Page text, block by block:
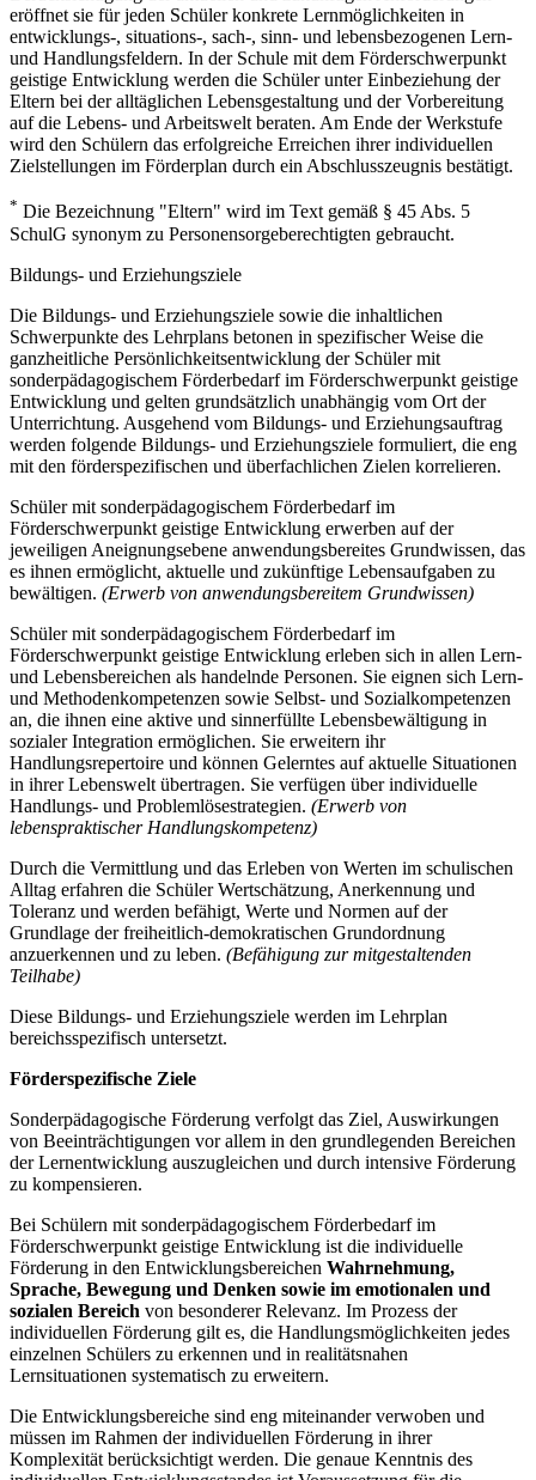
eröffnet sie für jeden Schüler konkrete Lernmöglichkeiten in
entwicklungs-, situations-, sach-, sinn- und lebensbezogenen Lern-
und Handlungsfeldern. In der Schule mit dem Förderschwerpunkt
geistige Entwicklung werden die Schüler unter Einbeziehung der
Eltern bei der alltäglichen Lebensgestaltung und der Vorbereitung
auf die Lebens- und Arbeitswelt beraten. Am Ende der Werkstufe
wird den Schülern das erfolgreiche Erreichen ihrer individuellen
Zielstellungen im Förderplan durch ein Abschlusszeugnis bestätigt.
* Die Bezeichnung "Eltern" wird im Text gemäß § 45 Abs. 5
SchulG synonym zu Personensorgeberechtigten gebraucht.
Bildungs- und Erziehungsziele
Die Bildungs- und Erziehungsziele sowie die inhaltlichen
Schwerpunkte des Lehrplans betonen in spezifischer Weise die
ganzheitliche Persönlichkeitsentwicklung der Schüler mit
sonderpädagogischem Förderbedarf im Förderschwerpunkt geistige
Entwicklung und gelten grundsätzlich unabhängig vom Ort der
Unterrichtung. Ausgehend vom Bildungs- und Erziehungsauftrag
werden folgende Bildungs- und Erziehungsziele formuliert, die eng
mit den förderspezifischen und überfachlichen Zielen korrelieren.
Schüler mit sonderpädagogischem Förderbedarf im
Förderschwerpunkt geistige Entwicklung erwerben auf der
jeweiligen Aneignungsebene anwendungsbereites Grundwissen, das
es ihnen ermöglicht, aktuelle und zukünftige Lebensaufgaben zu
bewältigen. (Erwerb von anwendungsbereitem Grundwissen)
Schüler mit sonderpädagogischem Förderbedarf im
Förderschwerpunkt geistige Entwicklung erleben sich in allen Lern-
und Lebensbereichen als handelnde Personen. Sie eignen sich Lern-
und Methodenkompetenzen sowie Selbst- und Sozialkompetenzen
an, die ihnen eine aktive und sinnerfüllte Lebensbewältigung in
sozialer Integration ermöglichen. Sie erweitern ihr
Handlungsrepertoire und können Gelerntes auf aktuelle Situationen
in ihrer Lebenswelt übertragen. Sie verfügen über individuelle
Handlungs- und Problemlösestrategien. (Erwerb von
lebenspraktischer Handlungskompetenz)
Durch die Vermittlung und das Erleben von Werten im schulischen
Alltag erfahren die Schüler Wertschätzung, Anerkennung und
Toleranz und werden befähigt, Werte und Normen auf der
Grundlage der freiheitlich-demokratischen Grundordnung
anzuerkennen und zu leben. (Befähigung zur mitgestaltenden
Teilhabe)
Diese Bildungs- und Erziehungsziele werden im Lehrplan
bereichsspezifisch untersetzt.
Förderspezifische Ziele
Sonderpädagogische Förderung verfolgt das Ziel, Auswirkungen
von Beeinträchtigungen vor allem in den grundlegenden Bereichen
der Lernentwicklung auszugleichen und durch intensive Förderung
zu kompensieren.
Bei Schülern mit sonderpädagogischem Förderbedarf im
Förderschwerpunkt geistige Entwicklung ist die individuelle
Förderung in den Entwicklungsbereichen Wahrnehmung,
Sprache, Bewegung und Denken sowie im emotionalen und
sozialen Bereich von besonderer Relevanz. Im Prozess der
individuellen Förderung gilt es, die Handlungsmöglichkeiten jedes
einzelnen Schülers zu erkennen und in realitätsnahen
Lernsituationen systematisch zu erweitern.
Die Entwicklungsbereiche sind eng miteinander verwoben und
müssen im Rahmen der individuellen Förderung in ihrer
Komplexität berücksichtigt werden. Die genaue Kenntnis des